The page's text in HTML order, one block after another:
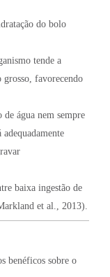
do bolo
tende a
grosso, favorecendo
de água nem sempre
baixa ingestão de
et al., 2013).
benéficos sobre o